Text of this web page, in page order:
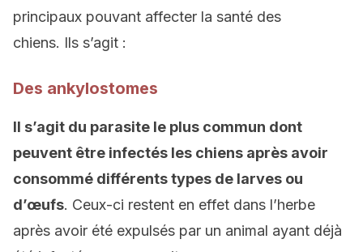
principaux pouvant affecter la santé des
chiens. Ils s’agit :
Des ankylostomes
Il s’agit du parasite le plus commun dont
peuvent être infectés les chiens après avoir
consommé différents types de larves ou
d’œufs. Ceux-ci restent en effet dans l’herbe
après avoir été expulsés par un animal ayant déjà